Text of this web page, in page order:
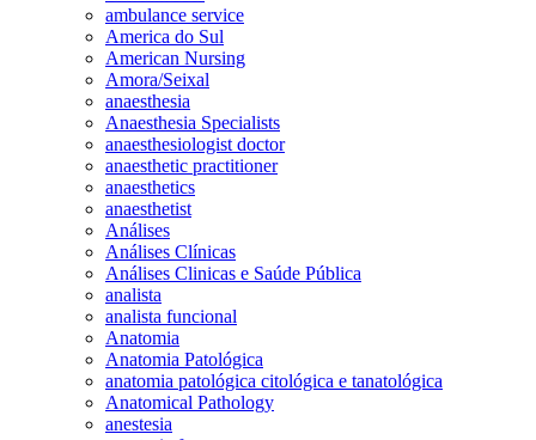
ambulance service
America do Sul
American Nursing
Amora/Seixal
anaesthesia
Anaesthesia Specialists
anaesthesiologist doctor
anaesthetic practitioner
anaesthetics
anaesthetist
Análises
Análises Clínicas
Análises Clinicas e Saúde Pública
analista
analista funcional
Anatomia
Anatomia Patológica
anatomia patológica citológica e tanatológica
Anatomical Pathology
anestesia